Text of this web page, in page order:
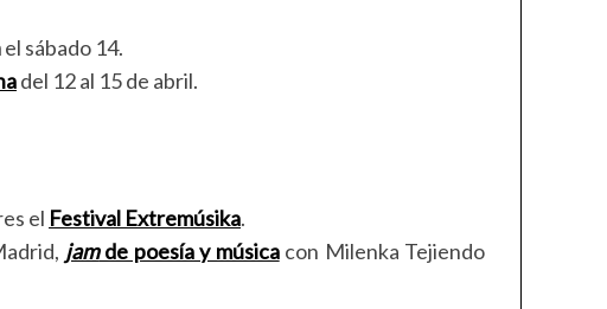
el sábado 14.
del 12 al 15 de abril.
el Festival Extremúsika.
jamde poesía y músicacon Milenka Tejiendo